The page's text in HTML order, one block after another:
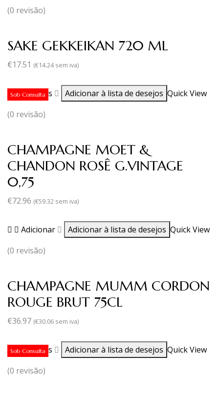
(0 revisão)
SAKE GEKKEIKAN 720 ML
€17.51 (€14.24sem iva)
Sob Consulta
Ler mais Adicionar à lista de desejos Quick View
(0 revisão)
CHAMPAGNE MOET &
CHANDON ROSÊ G.VINTAGE
0,75
€72.96 (€59.32 sem iva)
Adicionar Adicionar à lista de desejos Quick View
(0 revisão)
CHAMPAGNE MUMM CORDON
ROUGE BRUT 75CL
€36.97 (€30.06 sem iva)
Sob Consulta
Ler mais Adicionar à lista de desejos Quick View
(0 revisão)